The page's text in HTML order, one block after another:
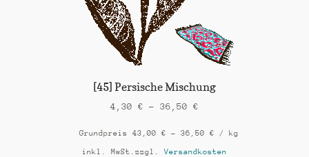
der
Produktseite
gewählt
[45] Persische Mischung
4,30 € – 36,50 €
Grundpreis 43,00 € – 36,50 € / kg
inkl. MwSt. zzgl.Versandkosten